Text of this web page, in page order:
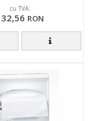
cu TVA:
RON